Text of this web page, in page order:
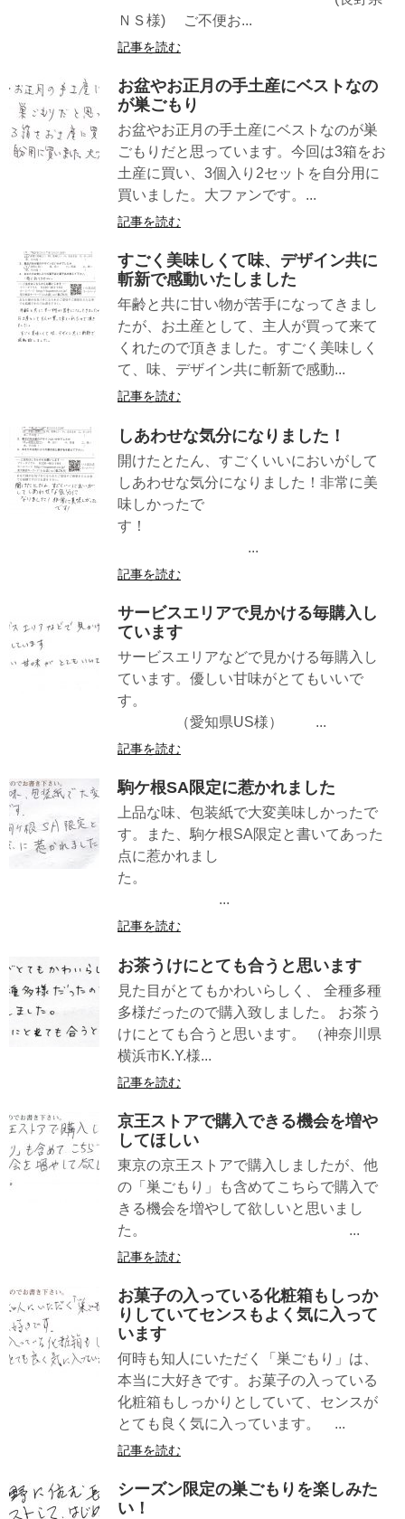
ＮＳ様) ご不便お...
記事を読む
お盆やお正月の手土産にベストなの
が巣ごもり
お盆やお正月の手土産にベストなのが巣
ごもりだと思っています。今回は3箱をお
土産に買い、3個入り2セットを自分用に
買いました。大ファンです。...
記事を読む
すごく美味しくて味、デザイン共に
斬新で感動いたしました
年齢と共に甘い物が苦手になってきまし
たが、お土産として、主人が買って来て
くれたので頂きました。すごく美味しく
て、味、デザイン共に斬新で感動...
記事を読む
しあわせな気分になりました！
開けたとたん、すごくいいにおいがして
しあわせな気分になりました！非常に美
味しかったで
す！
...
記事を読む
サービスエリアで見かける毎購入し
ています
サービスエリアなどで見かける毎購入し
ています。優しい甘味がとてもいいで
す。
（愛知県US様） ...
記事を読む
駒ケ根SA限定に惹かれました
上品な味、包装紙で大変美味しかったで
す。また、駒ケ根SA限定と書いてあった
点に惹かれまし
た。
...
記事を読む
お茶うけにとても合うと思います
見た目がとてもかわいらしく、 全種多種
多様だったので購入致しました。 お茶う
けにとても合うと思います。 （神奈川県
横浜市K.Y.様...
記事を読む
京王ストアで購入できる機会を増や
してほしい
東京の京王ストアで購入しましたが、他
の「巣ごもり」も含めてこちらで購入で
きる機会を増やして欲しいと思いまし
た。 ...
記事を読む
お菓子の入っている化粧箱もしっか
りしていてセンスもよく気に入って
います
何時も知人にいただく「巣ごもり」は、
本当に大好きです。お菓子の入っている
化粧箱もしっかりとしていて、センスが
とても良く気に入っています。 ...
記事を読む
シーズン限定の巣ごもりを楽しみた
い！